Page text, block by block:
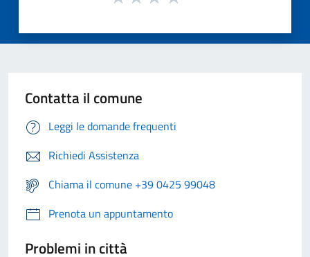
Contatta il comune
Leggi le domande frequenti
Richiedi Assistenza
Chiama il comune +39 0425 99048
Prenota un appuntamento
Problemi in città